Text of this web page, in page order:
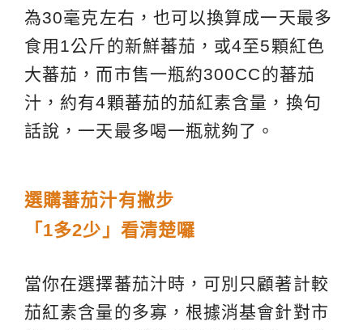
為30毫克左右，也可以換算成一天最多
食用1公斤的新鮮蕃茄，或4至5顆紅色
大蕃茄，而市售一瓶約300CC的蕃茄
汁，約有4顆蕃茄的茄紅素含量，換句
話說，一天最多喝一瓶就夠了。
選購蕃茄汁有撇步
「1多2少」看清楚囉
當你在選擇蕃茄汁時，可別只顧著計較
茄紅素含量的多寡，根據消基會針對市